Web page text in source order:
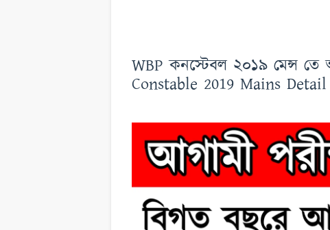
WBP কনস্টেবল ২০১৯ মেন্স
Constable 2019 Mains